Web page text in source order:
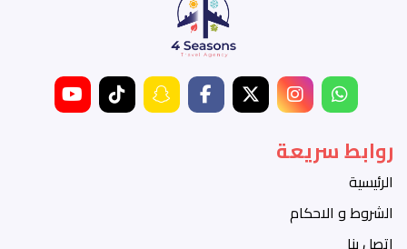
روابط سريعة
الرئيسية
الشروط و الاحكام
اتصل بنا